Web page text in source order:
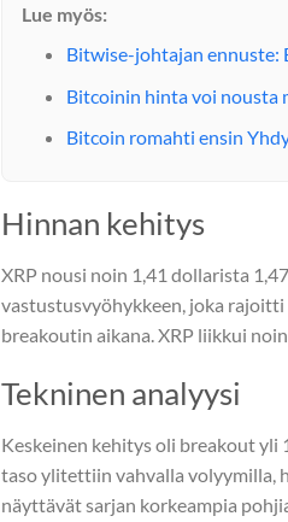
Lue myös:
Bitwise-johtajan
Bitcoinin hinta voi nousta
Bitcoin romahti ensin
Hinnan kehitys
XRP nousi noin 1,41 dollarista
vastustusvyöhykkeen, joka
breakoutin aikana. XRP liikkui
Tekninen analyysi
Keskeinen kehitys oli breakout yli
taso ylitettiin vahvalla volyymilla,
näyttävät sarjan korkeampia